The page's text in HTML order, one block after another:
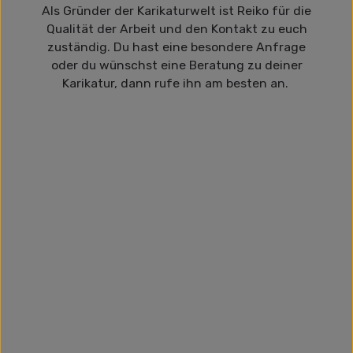
Als Gründer der Karikaturwelt ist Reiko für die
Qualität der Arbeit und den Kontakt zu euch
zuständig. Du hast eine besondere Anfrage
oder du wünschst eine Beratung zu deiner
Karikatur, dann rufe ihn am besten an.